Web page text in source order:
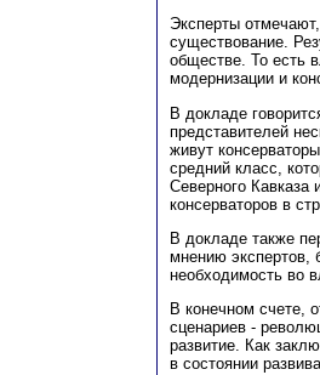
Эксперты
существование.
обществе. То есть
модернизации и
В докладе
представителей
живут
средний класс,
Северного Кавказа
консерваторов в
В докладе также
мнению экспертов,
необходимость во
В конечном счете,
сценариев -
развитие. Как
в состоянии